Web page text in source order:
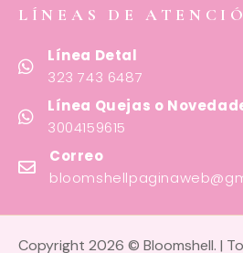
LÍNEAS DE
Línea Detal
323 743 6487
Línea Quejas o
3004159615
Correo
Copyright 2026 © Bloomshell. |